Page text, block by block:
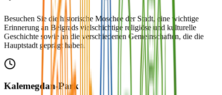
Besuchen Sie die historische Moschee der Stadt, eine wichtige
Erinnerung an Belgrads vielschichtige religiöse und kulturelle
Geschichte sowie an die verschiedenen Gemeinschaften, die die
Hauptstadt geprägt haben.
Kalemegdan-Park